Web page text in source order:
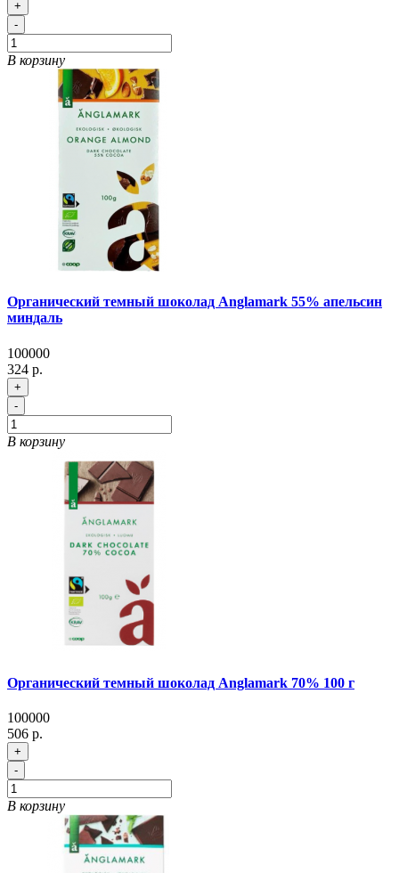
+
-
В корзину
Органический темный шоколад Anglamark 55% апельсин
миндаль
100000
324 р.
+
-
В корзину
Органический темный шоколад Anglamark 70% 100 г
100000
506 р.
+
-
В корзину